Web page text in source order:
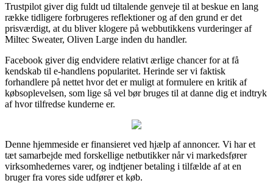
Trustpilot giver dig fuldt ud tiltalende genveje til at beskue en lang
række tidligere forbrugeres reflektioner og af den grund er det
prisværdigt, at du bliver klogere på webbutikkens vurderinger af
Miltec Sweater, Oliven Large inden du handler.
Facebook giver dig endvidere relativt ærlige chancer for at få
kendskab til e-handlens popularitet. Herinde ser vi faktisk
forhandlere på nettet hvor det er muligt at formulere en kritik af
købsoplevelsen, som lige så vel bør bruges til at danne dig et indtryk
af hvor tilfredse kunderne er.
Denne hjemmeside er finansieret ved hjælp af annoncer. Vi har et
tæt samarbejde med forskellige netbutikker når vi markedsfører
virksomhedernes varer, og indtjener betaling i tilfælde af at en
bruger fra vores side udfører et køb.